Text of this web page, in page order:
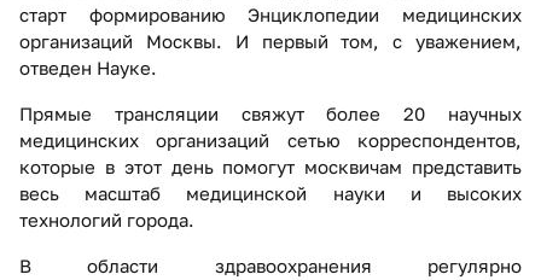
старт формированию Энциклопедии медицинских
организаций Москвы. И первый том, с уважением,
отведен Науке.
Прямые трансляции свяжут более 20 научных
медицинских организаций сетью корреспондентов,
которые в этот день помогут москвичам представить
весь масштаб медицинской науки и высоких
технологий города.
В области здравоохранения регулярно